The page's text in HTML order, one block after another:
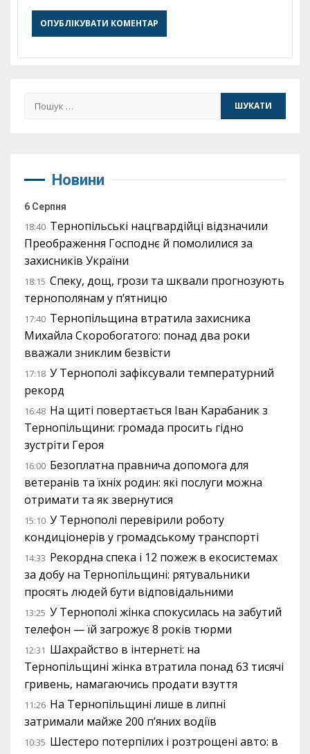
Пошук:
Новини
6 Серпня
18:40 Тернопільські нацгвардійці відзначили
Преображення Господнє й помолилися за
захисників України
18:15 Спеку, дощ, грози та шквали прогнозують
тернополянам у п’ятницю
17:40 Тернопільщина втратила захисника
Михайла Скоробогатого: понад два роки
вважали зниклим безвісти
17:18 У Тернополі зафіксували температурний
рекорд
16:48 На щиті повертається Іван Карабаник з
Тернопільщини: громада просить гідно
зустріти Героя
16:00 Безоплатна правнича допомога для
ветеранів та їхніх родин: які послуги можна
отримати та як звернутися
15:10 У Тернополі перевірили роботу
кондиціонерів у громадському транспорті
14:33 Рекордна спека і 12 пожеж в екосистемах
за добу на Тернопільщині: рятувальники
просять людей бути відповідальними
13:25 У Тернополі жінка спокусилась на забутий
телефон — їй загрожує 8 років тюрми
12:31 Шахрайство в інтернеті: на
Тернопільщині жінка втратила понад 63 тисячі
гривень, намагаючись продати взуття
11:26 На Тернопільщині лише в липні
затримали майже 200 п’яних водіїв
10:35 Шестеро потерпілих і розтрощені авто: в